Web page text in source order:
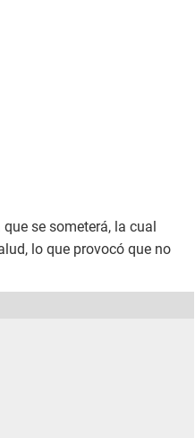
se someterá, la cual
lo que provocó que no